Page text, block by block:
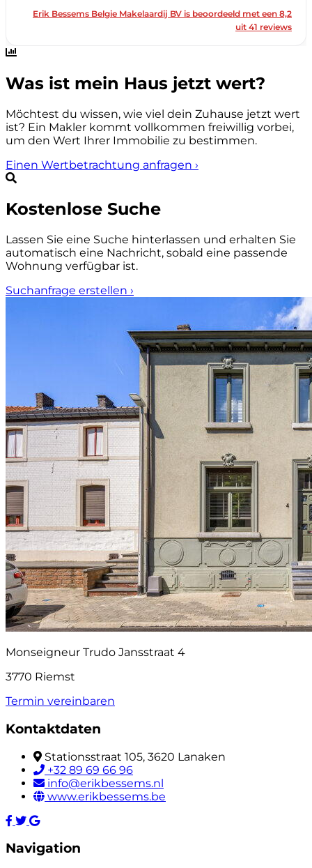
Was ist mein Haus jetzt wert?
Möchtest du wissen, wie viel dein Zuhause jetzt wert
ist? Ein Makler kommt vollkommen freiwillig vorbei,
um den Wert Ihrer Immobilie zu bestimmen.
Einen Wertbetrachtung anfragen ›
Kostenlose Suche
Lassen Sie eine Suche hinterlassen und erhalten Sie
automatisch eine Nachricht, sobald eine passende
Wohnung verfügbar ist.
Suchanfrage erstellen ›
Monseigneur Trudo Jansstraat 4
3770 Riemst
Termin vereinbaren
Kontaktdaten
Stationsstraat 105, 3620 Lanaken
+32 89 69 66 96
info@erikbessems.nl
www.erikbessems.be
Navigation